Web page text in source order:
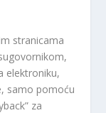
stranicama
elektroniku,
samo pomoću
za